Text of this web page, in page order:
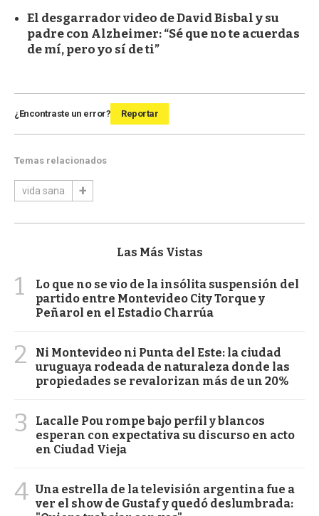
El desgarrador video de David Bisbal y su
padre con Alzheimer: “Sé que no te acuerdas
de mí, pero yo sí de ti”
¿Encontraste un error? Reportar
Temas relacionados
vida sana
Las Más Vistas
1
Lo que no se vio de la insólita suspensión del
partido entre Montevideo City Torque y
Peñarol en el Estadio Charrúa
2
Ni Montevideo ni Punta del Este: la ciudad
uruguaya rodeada de naturaleza donde las
propiedades se revalorizan más de un 20%
3
Lacalle Pou rompe bajo perfil y blancos
esperan con expectativa su discurso en acto
en Ciudad Vieja
4 Una estrella de la televisión argentina fue a
ver el show de Gustaf y quedó deslumbrada: